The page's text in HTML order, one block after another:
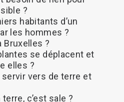
?
habitants d’un
les hommes ?
Bruxelles ?
se déplacent et
elles ?
servir vers de terre et
terre, c’est sale ?